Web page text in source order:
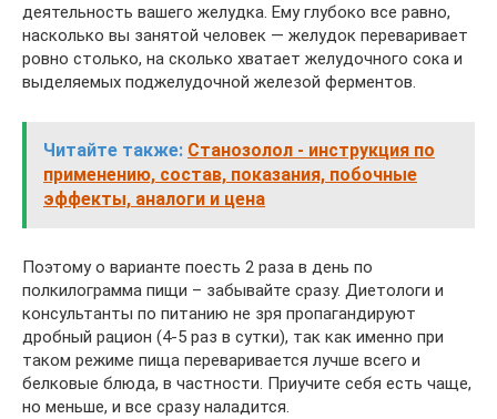
деятельность вашего желудка. Ему глубоко все равно,
насколько вы занятой человек — желудок переваривает
ровно столько, на сколько хватает желудочного сока и
выделяемых поджелудочной железой ферментов.
Читайте также: Станозолол - инструкция по
применению, состав, показания, побочные
эффекты, аналоги и цена
Поэтому о варианте поесть 2 раза в день по
полкилограмма пищи – забывайте сразу. Диетологи и
консультанты по питанию не зря пропагандируют
дробный рацион (4-5 раз в сутки), так как именно при
таком режиме пища переваривается лучше всего и
белковые блюда, в частности. Приучите себя есть чаще,
но меньше, и все сразу наладится.